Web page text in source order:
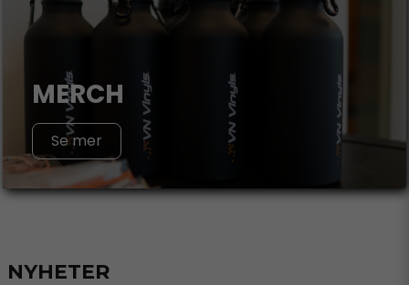
MERCH
Se mer
NYHETER